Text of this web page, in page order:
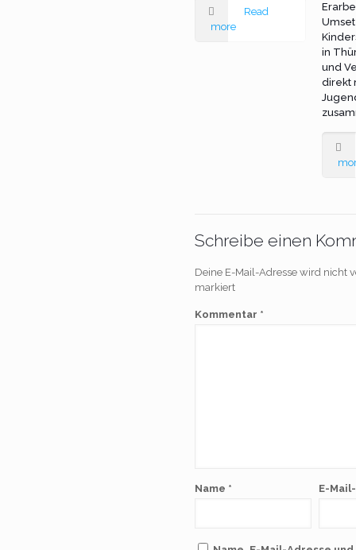
Read
more
in
und
direkt
Schreibe einen
Deine E-Mail-Adresse wird nicht
markiert
Kommentar *
Name * E-